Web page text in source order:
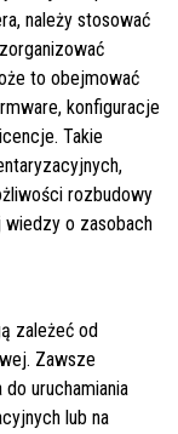
należy stosować
to obejmować
konfiguracje
Takie
rozbudowy
wiedzy o zasobach
zależeć od
Zawsze
uruchamiania
lub na